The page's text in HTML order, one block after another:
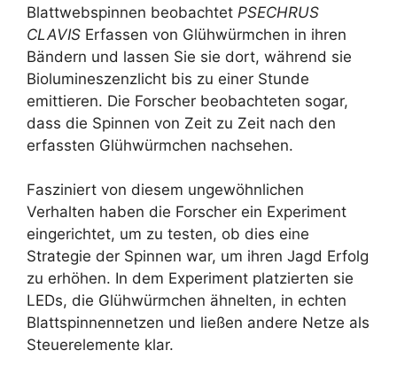
Blattwebspinnen beobachtet PSECHRUS
CLAVIS Erfassen von Glühwürmchen in ihren
Bändern und lassen Sie sie dort, während sie
Biolumineszenzlicht bis zu einer Stunde
emittieren. Die Forscher beobachteten sogar,
dass die Spinnen von Zeit zu Zeit nach den
erfassten Glühwürmchen nachsehen.
Fasziniert von diesem ungewöhnlichen
Verhalten haben die Forscher ein Experiment
eingerichtet, um zu testen, ob dies eine
Strategie der Spinnen war, um ihren Jagd Erfolg
zu erhöhen. In dem Experiment platzierten sie
LEDs, die Glühwürmchen ähnelten, in echten
Blattspinnennetzen und ließen andere Netze als
Steuerelemente klar.